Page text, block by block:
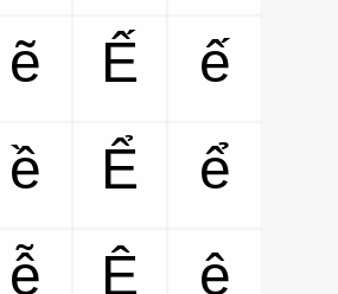
ẽ Ế
ế
ề Ể
ể
ễ Ệ ệ